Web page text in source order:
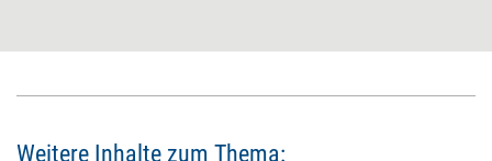
Weitere Inhalte zum Thema: